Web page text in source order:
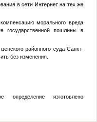
в сети Интернет на тех же
компенсацию морального вреда
государственной пошлины в
районного суда Санкт-
без изменения.
определение изготовлено